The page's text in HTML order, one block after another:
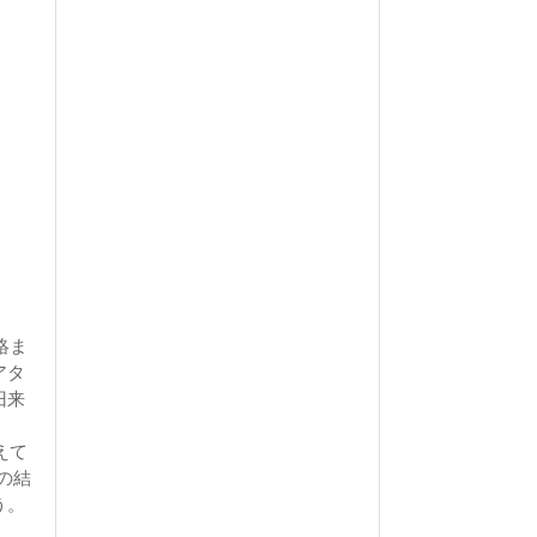
ま
タ
来
て
結